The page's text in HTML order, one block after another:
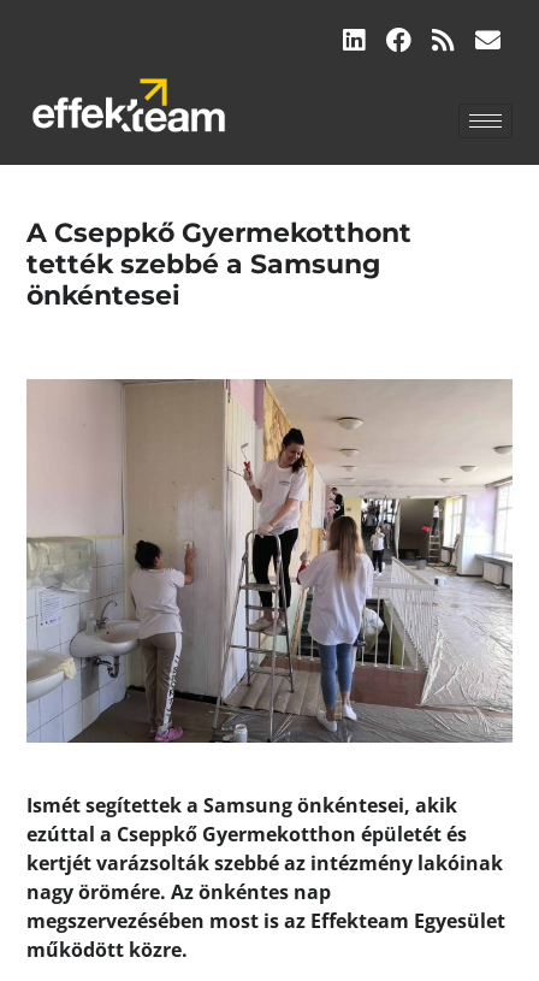
A Cseppkő Gyermekotthont
tették szebbé a Samsung
önkéntesei
Ismét segítettek a Samsung önkéntesei, akik
ezúttal a Cseppkő Gyermekotthon épületét és
kertjét varázsolták szebbé az intézmény lakóinak
nagy örömére. Az önkéntes nap
megszervezésében most is az Effekteam Egyesület
működött közre.